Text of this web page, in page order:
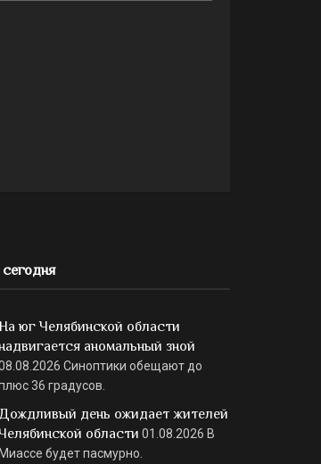
юг Челябинской области
аномальный зной
Синоптики обещают до
36 градусов.
Дождливый день ожидает жителей
области 01.08.2026 В
Миассе будет пасмурно.